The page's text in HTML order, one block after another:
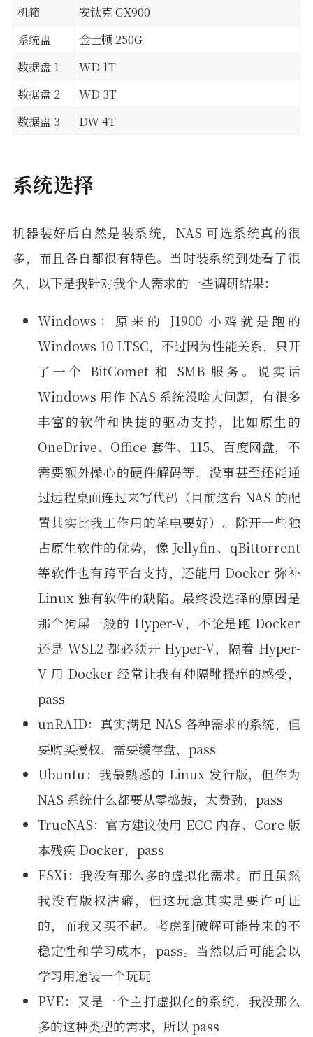
机箱
安钛克 GX900
系统盘
金士顿 250G
数据盘 1
WD 1T
数据盘 2
WD 3T
数据盘 3
DW 4T
系统选择
机器装好后自然是装系统，NAS 可选系统真的很
多，而且各自都很有特色。当时装系统到处看了很
久，以下是我针对我个人需求的一些调研结果：
Windows：原来的 J1900 小鸡就是跑的
Windows 10 LTSC，不过因为性能关系，只开
了一个 BitComet 和 SMB 服务。说实话
Windows 用作 NAS 系统没啥大问题，有很多
丰富的软件和快捷的驱动支持，比如原生的
OneDrive、Office 套件、115、百度网盘，不
需要额外操心的硬件解码等，没事甚至还能通
过远程桌面连过来写代码（目前这台 NAS 的配
置其实比我工作用的笔电要好）。除开一些独
占原生软件的优势，像 Jellyfin、qBittorrent
等软件也有跨平台支持，还能用 Docker 弥补
Linux 独有软件的缺陷。最终没选择的原因是
那个狗屎一般的 Hyper-V，不论是跑 Docker
还是 WSL2 都必须开 Hyper-V，隔着 Hyper-
V 用 Docker 经常让我有种隔靴搔痒的感受，
pass
unRAID：真实满足 NAS 各种需求的系统，但
要购买授权，需要缓存盘，pass
Ubuntu：我最熟悉的 Linux 发行版，但作为
NAS 系统什么都要从零捣鼓，太费劲，pass
TrueNAS：官方建议使用 ECC 内存、Core 版
本残疾 Docker，pass
ESXi：我没有那么多的虚拟化需求。而且虽然
我没有版权洁癖，但这玩意其实是要许可证
的，而我又买不起。考虑到破解可能带来的不
稳定性和学习成本，pass。当然以后可能会以
学习用途装一个玩玩
PVE：又是一个主打虚拟化的系统，我没那么
多的这种类型的需求，所以 pass